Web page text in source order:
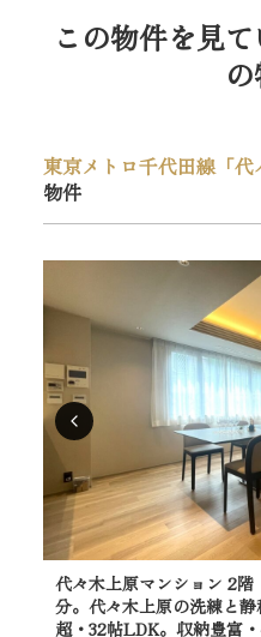
この物件を見
東京メトロ千代田線「
物件
代々木上原マンション 2
分。代々木上原の洗練と
超・32帖LDK。収納豊富